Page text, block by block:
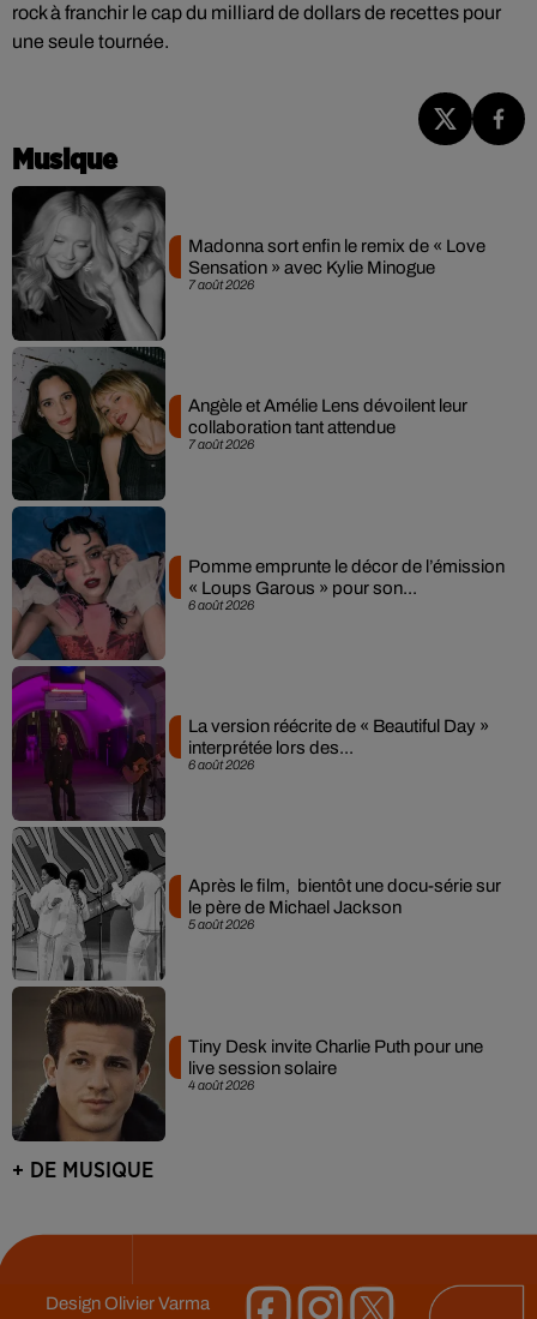
rock à franchir le cap du milliard de dollars de recettes pour
une seule tournée.
Musique
7 août 2026
Madonna sort enfin le remix de « Love
Sensation » avec Kylie Minogue
7 août 2026
Angèle et Amélie Lens dévoilent leur
collaboration tant attendue
6 août 2026
Pomme emprunte le décor de l’émission
« Loups Garous » pour son...
6 août 2026
La version réécrite de « Beautiful Day »
interprétée lors des...
5 août 2026
Après le film, bientôt une docu-série sur
le père de Michael Jackson
4 août 2026
Tiny Desk invite Charlie Puth pour une
live session solaire
+ DE MUSIQUE
DesignOlivier Varma